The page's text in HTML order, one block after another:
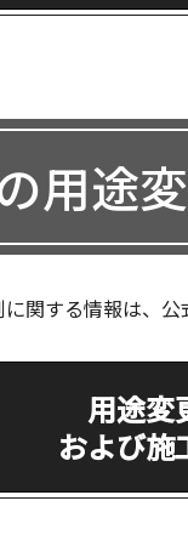
用途
関する情報は、公
用途変
および施